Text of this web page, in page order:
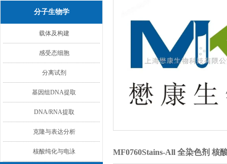
分子生物学
载体及构建
感受态细胞
分离试剂
基因组DNA提取
DNA/RNA提取
克隆与表达分析
核酸纯化与电泳 MF0760Stains-All 全染色剂 核